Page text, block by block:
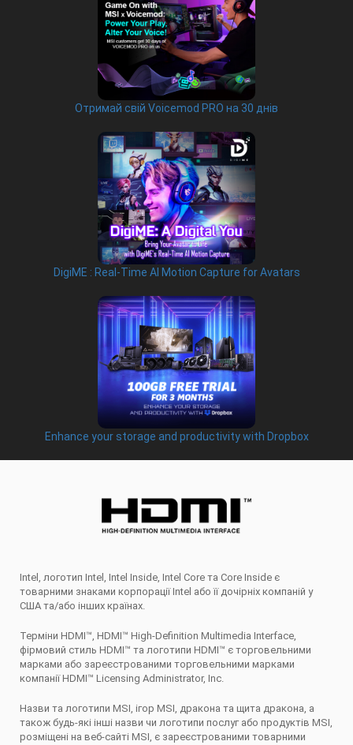
Отримай свій Voicemod PRO на 30 днів
DigiME : Real-Time AI Motion Capture for Avatars
Enhance your storage and productivity with Dropbox
Intel, логотип Intel, Intel Inside, Intel Core та Core Inside є
товарними знаками корпорації Intel або її дочірніх компаній у
США та/або інших країнах.
Терміни HDMI™, HDMI™ High-Definition Multimedia Interface,
фірмовий стиль HDMI™ та логотипи HDMI™ є торговельними
марками або зареєстрованими торговельними марками
компанії HDMI™ Licensing Administrator, Inc.
Назви та логотипи MSI, ігор MSI, дракона та щита дракона, а
також будь-які інші назви чи логотипи послуг або продуктів MSI,
розміщені на веб-сайті MSI, є зареєстрованими товарними